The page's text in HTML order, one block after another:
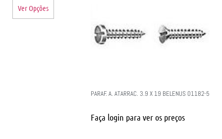
Ver Opções
PARAF. A. ATARRAC. 3.9 X 19 BELENUS 01182-5
Faça login para ver os preços